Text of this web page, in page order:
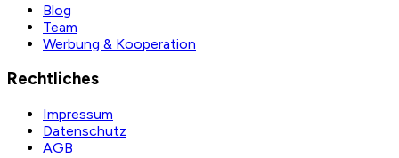
Blog
Team
Werbung & Kooperation
Rechtliches
Impressum
Datenschutz
AGB